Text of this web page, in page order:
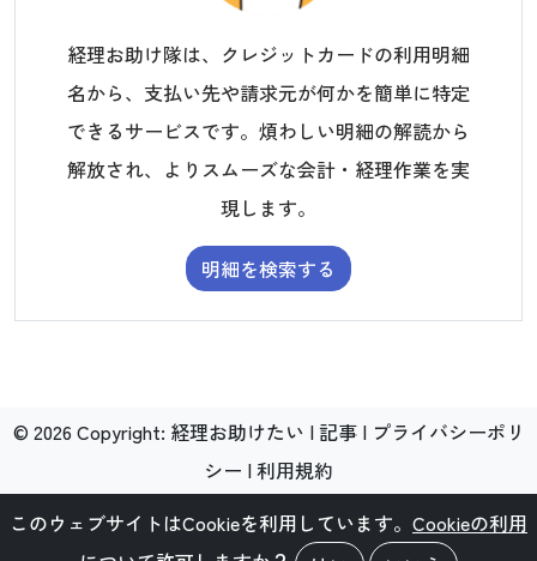
経理お助け隊は、クレジットカードの利用明細
名から、支払い先や請求元が何かを簡単に特定
できるサービスです。煩わしい明細の解読から
解放され、よりスムーズな会計・経理作業を実
現します。
明細を検索する
© 2026 Copyright: 経理お助けたい |記事| プライバシーポリ
シー |利用規約
このウェブサイトはCookieを利用しています。 Cookieの利用